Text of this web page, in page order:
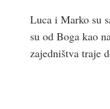
Luca i Marko su
su od Boga kao
zajedništva traje